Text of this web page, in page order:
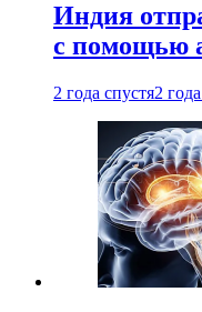
Индия
с помощью
2 года спустя2